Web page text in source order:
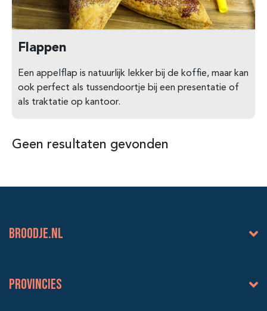
Flappen
Een appelflap is natuurlijk lekker bij de koffie, maar kan
ook perfect als tussendoortje bij een presentatie of
als traktatie op kantoor.
Geen resultaten gevonden
BROODJE.NL
Provincies